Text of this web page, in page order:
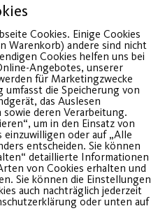
Cookies. Einige Cookies
Warenkorb) andere sind nicht
Cookies helfen uns bei
Angebotes, unserer
für Marketingzwecke
die Speicherung von
das Auslesen
deren Verarbeitung.
um in den Einsatz von
oder auf „Alle
entscheiden. Sie können
detaillierte Informationen
von Cookies erhalten und
Sie können die Einstellungen
auch nachträglich jederzeit
oder unten auf